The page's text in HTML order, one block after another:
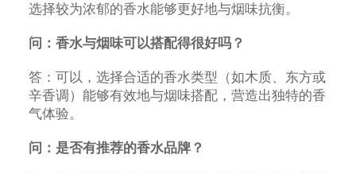
选择较为浓郁的香水能够更好地与烟味抗衡。
问：香水与烟味可以搭配得很好吗？
答：可以，选择合适的香水类型（如木质、东方或
辛香调）能够有效地与烟味搭配，营造出独特的香
气体验。
问：是否有推荐的香水品牌？